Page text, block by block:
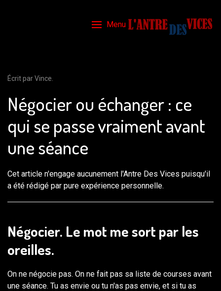
Menu
Écrit par Vince.
Négocier ou échanger : ce
qui se passe vraiment avant
une séance
Cet article n'engage aucunement l'Antre Des Vices puisqu'il
a été rédigé par pure expérience personnelle.
Négocier. Le mot me sort par les
oreilles.
On ne négocie pas. On ne fait pas sa liste de courses avant
une séance. Tu as envie ou tu n'as pas envie, et si tu as